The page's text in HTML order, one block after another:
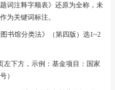
词注释字顺表》还原为全称，未
为关键词标注。
书馆分类法》（第四版）选1~2
左下方，示例：基金项目：国家
）